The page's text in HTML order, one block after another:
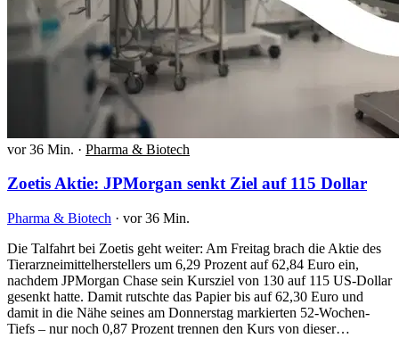
vor 36 Min. · Pharma & Biotech
Zoetis Aktie: JPMorgan senkt Ziel auf 115 Dollar
Pharma & Biotech · vor 36 Min.
Die Talfahrt bei Zoetis geht weiter: Am Freitag brach die Aktie des
Tierarzneimittelherstellers um 6,29 Prozent auf 62,84 Euro ein,
nachdem JPMorgan Chase sein Kursziel von 130 auf 115 US-Dollar
gesenkt hatte. Damit rutschte das Papier bis auf 62,30 Euro und
damit in die Nähe seines am Donnerstag markierten 52-Wochen-
Tiefs – nur noch 0,87 Prozent trennen den Kurs von dieser…